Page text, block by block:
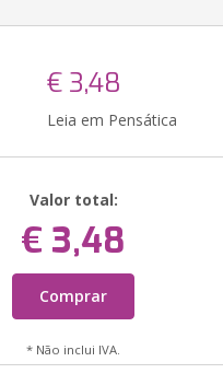
€ 3,48
Leia em Pensática
Valor total:
€ 3,48
Comprar
* Não inclui IVA.